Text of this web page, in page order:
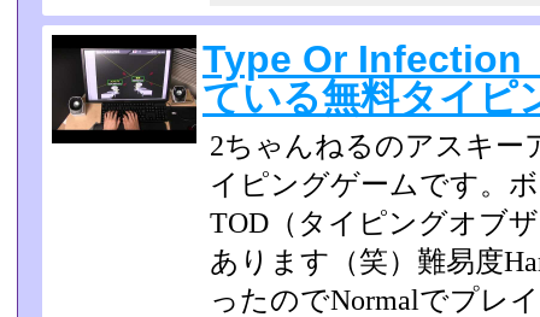
Type Or Infection
ている無料タイピ
2ちゃんねるのアスキー
イピングゲームです。
TOD（タイピングオブ
あります（笑）難易度
ったのでNormalでプレ